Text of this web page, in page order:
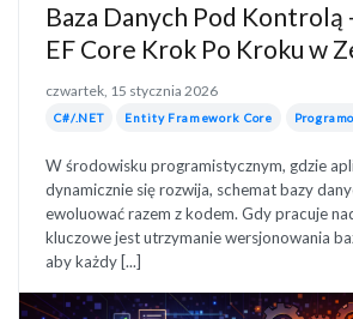
Baza Danych Pod Kontrolą
EF Core Krok Po Kroku w
czwartek, 15 stycznia 2026
C#/.NET Entity Framework Core
W środowisku programistycznym, gdzie
dynamicznie się rozwija, schemat bazy
ewoluować razem z kodem. Gdy pracuje
kluczowe jest utrzymanie wersjonowania
aby każdy [...]